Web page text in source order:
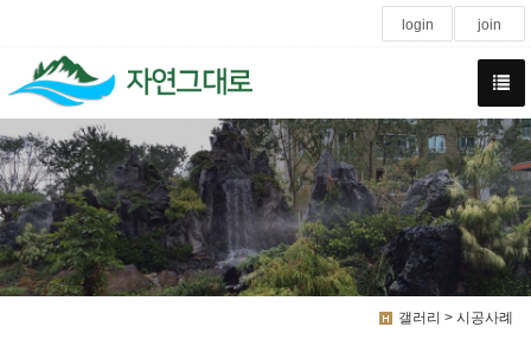
login join
갤러리 > 시공사례